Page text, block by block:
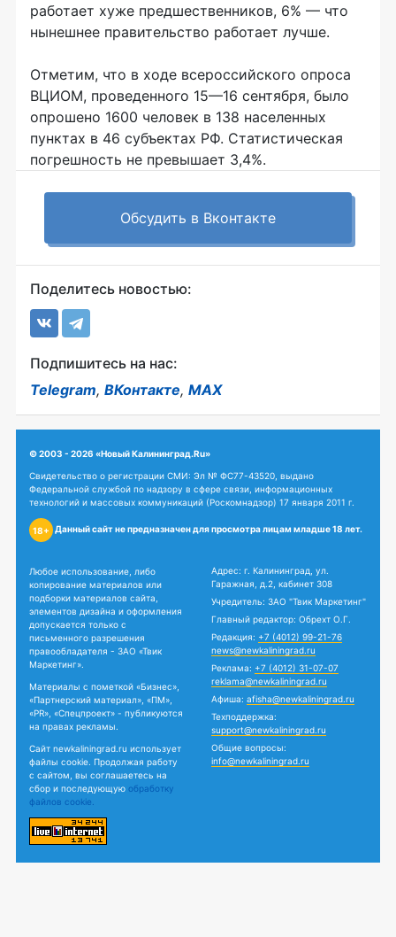
работает хуже предшественников, 6% — что
нынешнее правительство работает лучше.
Отметим, что в ходе всероссийского опроса
ВЦИОМ, проведенного 15—16 сентября, было
опрошено 1600 человек в 138 населенных
пунктах в 46 субъектах РФ. Статистическая
погрешность не превышает 3,4%.
Обсудить в Вконтакте
Поделитесь новостью:
Подпишитесь на нас:
Telegram, ВКонтакте, MAX
© 2003 - 2026 «Новый Калининград.Ru»
Свидетельство о регистрации СМИ: Эл № ФС77-43520, выдано
Федеральной службой по надзору в сфере связи, информационных
технологий и массовых коммуникаций (Роскомнадзор) 17 января 2011 г.
18+ Данный сайт не предназначен для просмотра лицам младше 18 лет.
Любое использование, либо
копирование материалов или
подборки материалов сайта,
элементов дизайна и оформления
допускается только с
письменного разрешения
правообладателя - ЗАО «Твик
Маркетинг».
Материалы с пометкой «Бизнес»,
«Партнерский материал», «ПМ»,
«PR», «Спецпроект» - публикуются
на правах рекламы.
Сайт newkaliningrad.ru использует
файлы cookie. Продолжая работу
с сайтом, вы соглашаетесь на
сбор и последующую обработку
файлов cookie.
Адрес: г. Калининград, ул.
Гаражная, д.2, кабинет 308
Учредитель: ЗАО "Твик Маркетинг"
Главный редактор: Обрехт О.Г.
Редакция: +7 (4012) 99-21-76
news@newkaliningrad.ru
Реклама: +7 (4012) 31-07-07
reklama@newkaliningrad.ru
Афиша: afisha@newkaliningrad.ru
Техподдержка:
support@newkaliningrad.ru
Общие вопросы:
info@newkaliningrad.ru